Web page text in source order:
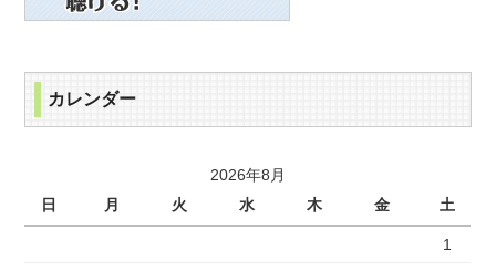
カレンダー
2026年8月
日
月 火 水 木 金 土
1